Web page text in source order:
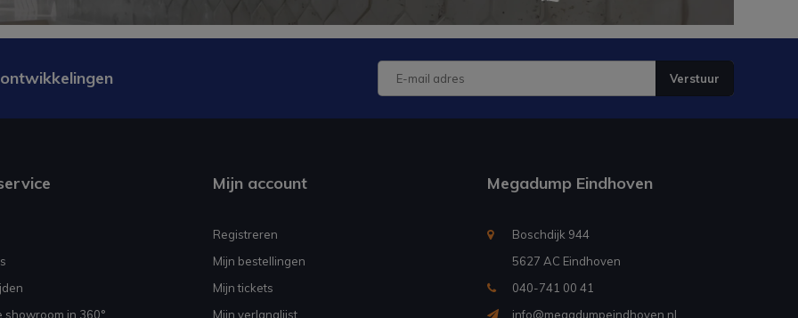
Verstuur
showroom in 360°
Mijn account
Registreren
Mijn bestellingen
Mijn tickets
Mijn verlanglijst
Megadump Eindhoven
Boschdijk 944
5627 AC Eindhoven
040-741 00 41
info@megadumpeindhoven.nl